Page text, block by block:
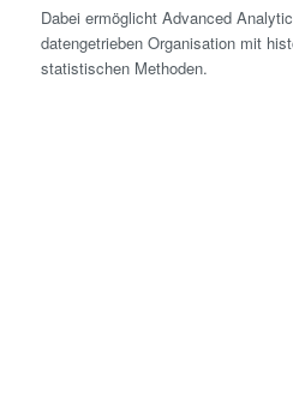
Dabei ermöglicht Advanced
datengetrieben Organisation mit
statistischen Methoden.